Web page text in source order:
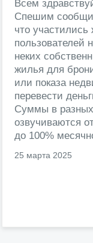
Всем
Спешим
что
пользователей
неких
жилья для
или показа
перевести
Суммы в
озвучиваются
до 100%
25 марта 2025